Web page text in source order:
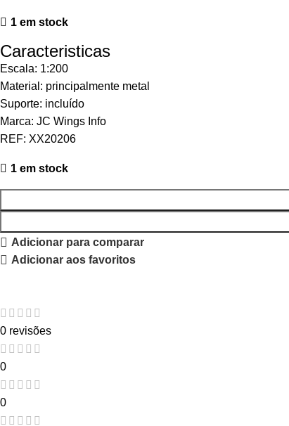
1 em stock
Caracteristicas
Escala: 1:200
Material: principalmente metal
Suporte: incluído
Marca: JC Wings Info
REF: XX20206
1 em stock
Adicionar para comparar
Adicionar aos favoritos
0 revisões
0
0